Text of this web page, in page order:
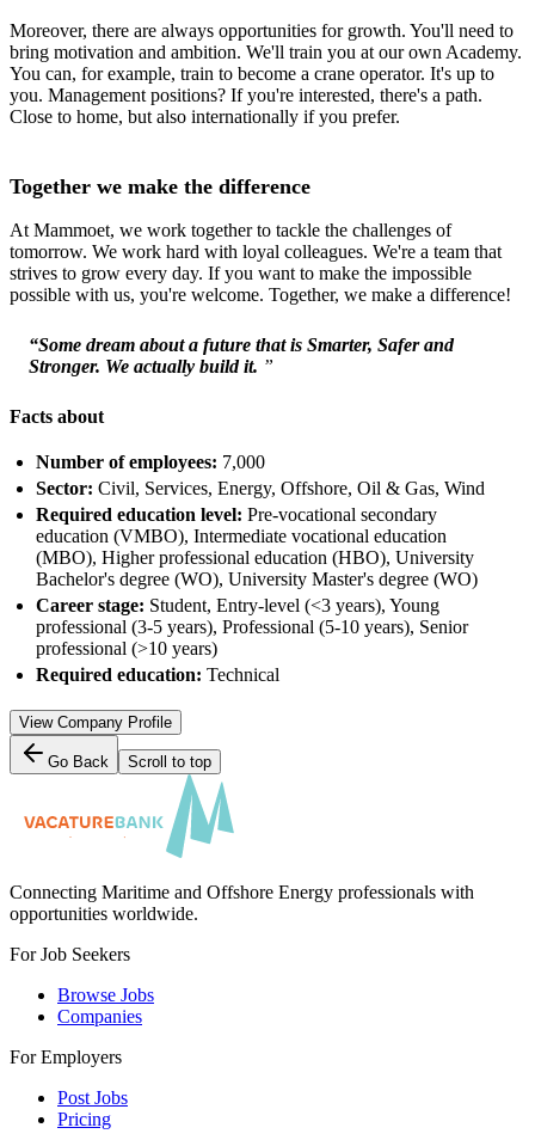
Moreover, there are always opportunities for growth. You'll need to
bring motivation and ambition. We'll train you at our own Academy.
You can, for example, train to become a crane operator. It's up to
you. Management positions? If you're interested, there's a path.
Close to home, but also internationally if you prefer.
Together we make the difference
At Mammoet, we work together to tackle the challenges of
tomorrow. We work hard with loyal colleagues. We're a team that
strives to grow every day. If you want to make the impossible
possible with us, you're welcome. Together, we make a difference!
“Some dream about a future that is Smarter, Safer and
Stronger. We actually build it. ”
Facts about
Number of employees: 7,000
Sector: Civil, Services, Energy, Offshore, Oil & Gas, Wind
Required education level: Pre-vocational secondary
education (VMBO), Intermediate vocational education
(MBO), Higher professional education (HBO), University
Bachelor's degree (WO), University Master's degree (WO)
Career stage: Student, Entry-level (<3 years), Young
professional (3-5 years), Professional (5-10 years), Senior
professional (>10 years)
Required education:Technical
View Company Profile
Go Back Scroll to top
Connecting Maritime and Offshore Energy professionals with
opportunities worldwide.
For Job Seekers
Browse Jobs
Companies
For Employers
Post Jobs
Pricing